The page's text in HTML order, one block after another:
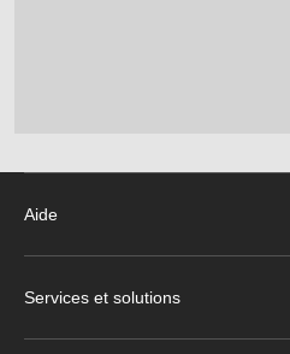
Aide
Services et solutions